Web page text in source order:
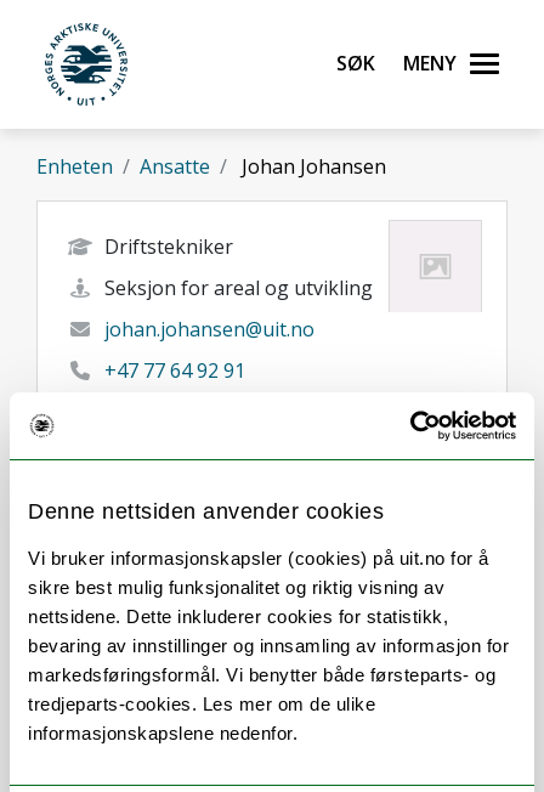
Denne nettsiden anvender cookies
Vi bruker informasjonskapsler (cookies) på uit.no for å
sikre best mulig funksjonalitet og riktig visning av
nettsidene. Dette inkluderer cookies for statistikk,
bevaring av innstillinger og innsamling av informasjon for
markedsføringsformål. Vi benytter både førsteparts- og
tredjeparts-cookies. Les mer om de ulike
informasjonskapslene nedenfor.
Gå til hovedinnhold
UiT Norges arktiske universitet
Søk Meny
Enheten Ansatte Johan Johansen
Driftstekniker
Seksjon for areal og utvikling
johan.johansen@uit.no
+47 77 64 92 91
Tromsø
Om
Forskning og undervisning
Publikasjoner
Her finner du meg